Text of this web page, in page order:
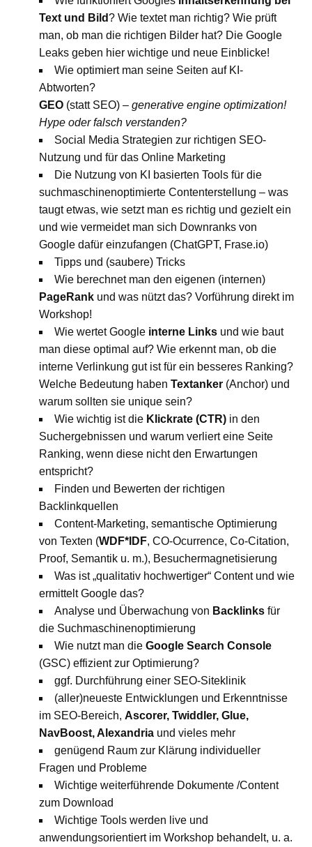
Text und Bild? Wie textet man richtig? Wie prüft
man, ob man die richtigen Bilder hat? Die Google
Leaks geben hier wichtige und neue Einblicke!
Wie optimiert man seine Seiten auf KI-
Abtworten?
GEO (statt SEO) – generative engine optimization!
Hype oder falsch verstanden?
Social Media Strategien zur richtigen SEO-
Nutzung und für das Online Marketing
Die Nutzung von KI basierten Tools für die
suchmaschinenoptimierte Contenterstellung – was
taugt etwas, wie setzt man es richtig und gezielt ein
und wie vermeidet man sich Downranks von
Google dafür einzufangen (ChatGPT, Frase.io)
Tipps und (saubere) Tricks
Wie berechnet man den eigenen (internen)
PageRank und was nützt das? Vorführung direkt im
Workshop!
Wie wertet Google interne Links und wie baut
man diese optimal auf? Wie erkennt man, ob die
interne Verlinkung gut ist für ein besseres Ranking?
Welche Bedeutung haben Textanker (Anchor) und
warum sollten sie unique sein?
Wie wichtig ist die Klickrate (CTR) in den
Suchergebnissen und warum verliert eine Seite
Ranking, wenn diese nicht den Erwartungen
entspricht?
Finden und Bewerten der richtigen
Backlinkquellen
Content-Marketing, semantische Optimierung
von Texten (WDF*IDF, CO-Ocurrence, Co-Citation,
Proof, Semantik u. m.), Besuchermagnetisierung
Was ist „qualitativ hochwertiger“ Content und wie
ermittelt Google das?
Analyse und Überwachung von Backlinks für
die Suchmaschinenoptimierung
Wie nutzt man die Google Search Console
(GSC) effizient zur Optimierung?
ggf. Durchführung einer SEO-Siteklinik
(aller)neueste Entwicklungen und Erkenntnisse
im SEO-Bereich, Ascorer, Twiddler, Glue,
NavBoost, Alexandria und vieles mehr
genügend Raum zur Klärung individueller
Fragen und Probleme
Wichtige weiterführende Dokumente /Content
zum Download
Wichtige Tools werden live und
anwendungsorientiert im Workshop behandelt, u. a.